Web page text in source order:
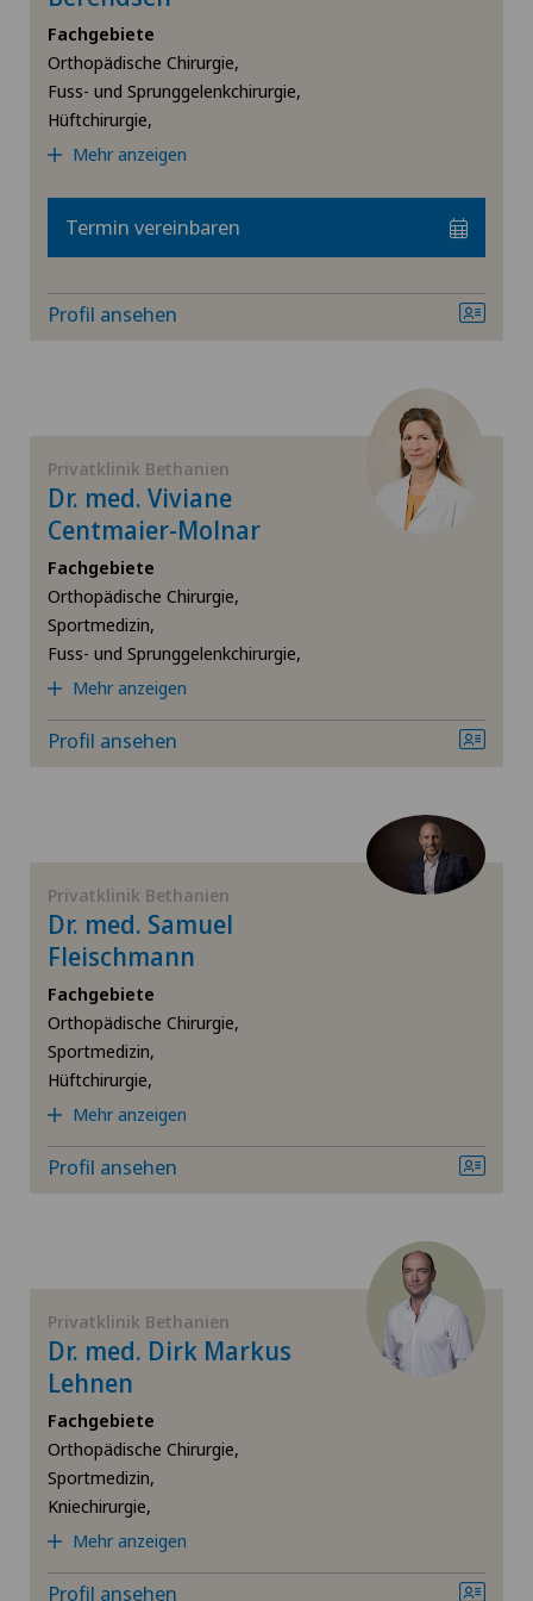
Andrologie
Angiologie
Arthrose
Ästhetische Medizin
Augenchirurgie
Bandscheibenprothese | Künstliche Bandscheibe
Bandscheibenvorfall
Bandscheibenvorfall Halswirbelsäule – Zervikale
Diskushernie
Da Vinci
Dermatologie und Venerologie
Dickdarmchirurgie
Dünndarmchirurgie
Ellbogenchirurgie
Frozen Shoulder
Fuss- und Sprunggelenkchirurgie
Gallenchirurgie
Gastroenterologie und Hepatologie
Fachgebiete
Orthopädische Chirurgie,
Fuss- und Sprunggelenkchirurgie,
Hüftchirurgie,
Mehr anzeigen
Termin vereinbaren
Profil ansehen
Privatklinik Bethanien
Dr. med. Viviane
Centmaier-Molnar
Fachgebiete
Orthopädische Chirurgie,
Sportmedizin,
Fuss- und Sprunggelenkchirurgie,
Mehr anzeigen
Profil ansehen
Privatklinik Bethanien
Dr. med. Samuel
Fleischmann
Fachgebiete
Orthopädische Chirurgie,
Sportmedizin,
Hüftchirurgie,
Mehr anzeigen
Profil ansehen
Privatklinik Bethanien
Dr. med. Dirk Markus
Lehnen
Fachgebiete
Orthopädische Chirurgie,
Sportmedizin,
Kniechirurgie,
Mehr anzeigen
Profil ansehen